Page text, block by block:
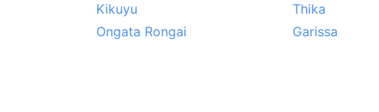
Kikuyu
Thika
Ongata Rongai
Garissa